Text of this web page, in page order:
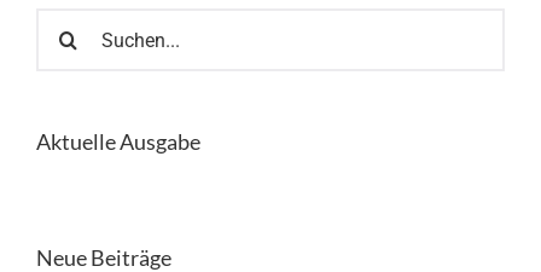
nach:
Aktuelle Ausgabe
Neue Beiträge